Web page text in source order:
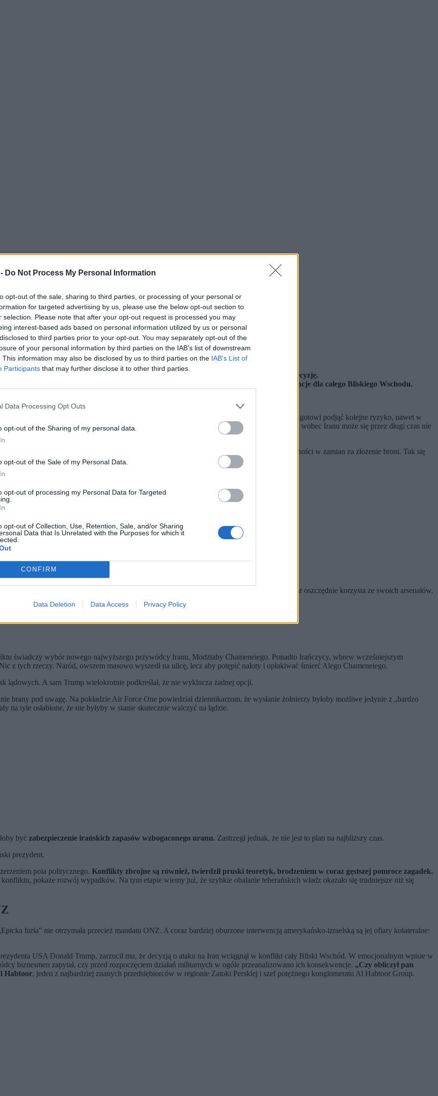
Do Not Process My Personal Information
opt-out of the sale, sharing to third parties, or processing of your personal or
for targeted advertising by us, please use the below opt-out section to
selection. Please note that after your opt-out request is processed you may
interest-based ads based on personal information utilized by us or personal
to third parties prior to your opt-out. You may separately opt-out of the
of your personal information by third parties on the IAB’s list of downstream
This information may also be disclosed by us to third parties on the IAB’s List of
Participants that may further disclose it to other third parties.
Data Processing Opt Outs
opt-out of the Sharing of my personal data.
opt-out of the Sale of my Personal Data.
opt-out of processing my Personal Data for Targeted
opt-out of Collection, Use, Retention, Sale, and/or Sharing
Data that Is Unrelated with the Purposes for which it
CONFIRM
Data Deletion Data Access Privacy Policy
i możliwość zmiany władzy w Teheranie, ale konflikt zaczyna się przedłużać.
razie mówi jedynie o „bardzo ważnym powodzie”, który musiałby uzasadniać taką decyzję.
Al Habtoor pyta prezydenta USA, czy przed atakiem policzono koszty i konsekwencje dla całego Bliskiego Wschodu.
przynajmniej argumentuje zarówno strona amerykańska, jak i izraelska.
jest doprowadzenie do zmiany władzy. Czy im się to uda? Wszystko zależy od tego, czy będą gotowi podjąć kolejne ryzyko, nawet w
w Waszyngtonie, jak i w Jerozolimie panuje jednak przekonanie, że tak sprzyjająca sytuacja wobec Iranu może się przez długi czas nie
Trump wykazał się sprytem, proponując członkom Gwardii Rewolucyjnej gwarancję bezkarności w zamian za złożenie broni. Tak się
wypadków.
. A Iran nastawia się na długi konflikt. Nie używa rakiet długiego zasięgu, na domiar oszczędnie korzysta ze swoich arsenałów.
bezpośrednie sąsiedztwo przez najbliższe sześć miesięcy.
świadczy wybór nowego najwyższego przywódcy Iranu, Modżtaby Chameneiego. Ponadto Irańczycy, wbrew wcześniejszym
z tych rzeczy. Naród, owszem masowo wyszedł na ulicę, lecz aby potępić naloty i opłakiwać śmierć Alego Chameneiego.
lądowych. A sam Trump wielokrotnie podkreślał, że nie wyklucza żadnej opcji.
brany pod uwagę. Na pokładzie Air Force One powiedział dziennikarzom, że wysłanie żołnierzy byłoby możliwe jedynie z „bardzo
na tyle osłabione, że nie byłyby w stanie skutecznie walczyć na lądzie.
być zabezpieczenie irańskich zapasów wzbogaconego uranu. Zastrzegł jednak, że nie jest to plan na najbliższy czas.
prezydent.
pola politycznego. Konflikty zbrojne są również, twierdził pruski teoretyk, brodzeniem w coraz gęstszej pomroce zagadek.
pokaże rozwój wypadków. Na tym etapie wiemy już, że szybkie obalanie teherańskich władz okazało się trudniejsze niż się
furia” nie otrzymała przecież mandatu ONZ. A coraz bardziej oburzone interwencją amerykańsko-izraelską są jej ofiary kolateralne:
USA Donald Trump, zarzucił mu, że decyzją o ataku na Iran wciągnął w konflikt cały Bliski Wschód. W emocjonalnym wpisie w
biznesmen zapytał, czy przed rozpoczęciem działań militarnych w ogóle przeanalizowano ich konsekwencje. „Czy obliczył pan
Habtoor, jeden z najbardziej znanych przedsiębiorców w regionie Zatoki Perskiej i szef potężnego konglomeratu Al Habtoor Group.